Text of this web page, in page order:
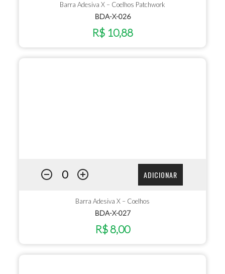
Barra Adesiva X – Coelhos Patchwork
BDA-X-026
R$ 10,88
ADICIONAR
Barra Adesiva X – Coelhos
BDA-X-027
R$ 8,00